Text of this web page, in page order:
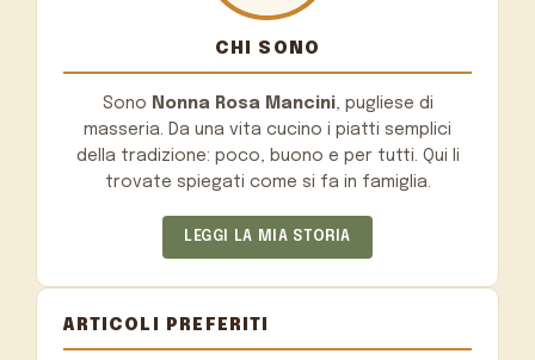
CHI SONO
Sono Nonna Rosa Mancini, pugliese di
masseria. Da una vita cucino i piatti semplici
della tradizione: poco, buono e per tutti. Qui li
trovate spiegati come si fa in famiglia.
LEGGI LA MIA STORIA
ARTICOLI PREFERITI